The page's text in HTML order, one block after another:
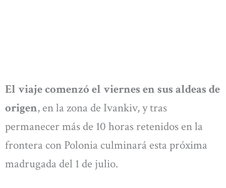
El viaje comenzó el viernes en sus aldeas de
origen, en la zona de Ivankiv, y tras
permanecer más de 10 horas retenidos en la
frontera con Polonia culminará esta próxima
madrugada del 1 de julio.